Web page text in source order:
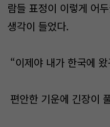
람들 표정이 이렇게 어
생각이 들었다.
“이제야 내가 한국에
편안한 기운에 긴장이